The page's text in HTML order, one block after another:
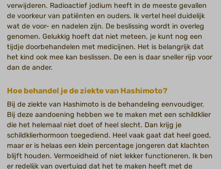
verwijderen. Radioactief jodium heeft in de meeste gevallen
de voorkeur van patiënten en ouders. Ik vertel heel duidelijk
wat de voor- en nadelen zijn. De beslissing wordt in overleg
genomen. Gelukkig hoeft dat niet meteen, je kunt nog een
tijdje doorbehandelen met medicijnen. Het is belangrijk dat
het kind ook mee kan beslissen. De een is daar sneller rijp voor
dan de ander.
Hoe behandel je de ziekte van Hashimoto?
Bij de ziekte van Hashimoto is de behandeling eenvoudiger.
Bij deze aandoening hebben we te maken met een schildklier
die het helemaal niet doet of heel slecht. Dan krijg je
schildklierhormoon toegediend. Heel vaak gaat dat heel goed,
maar er is helaas een klein percentage jongeren dat klachten
blijft houden. Vermoeidheid of niet lekker functioneren. Ik ben
er redelijk van overtuigd dat het te maken heeft met de